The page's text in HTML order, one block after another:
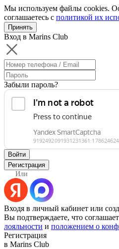
Мы используем файлы cookies.
соглашаетесь с политикой их
Принять
Вход в Marins Club
Забыли пароль?
Войти
Регистрация
Или
Входя в личный кабинет или
Вы подтверждаете, что
лояльности и положением о
Регистрация
в Marins Club